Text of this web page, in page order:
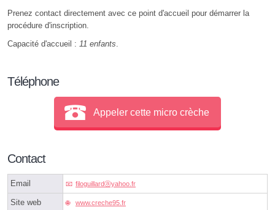
Prenez contact directement avec ce point d'accueil pour démarrer la
procédure d'inscription.
Capacité d'accueil : 11 enfants.
Téléphone
Appeler cette micro crèche
Contact
Email filoguillardⓐyahoo.fr
Site web www.creche95.fr